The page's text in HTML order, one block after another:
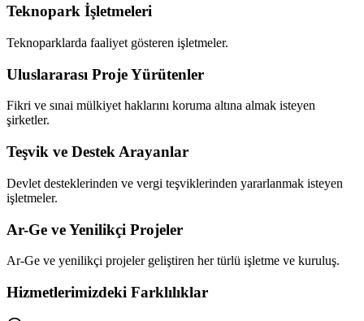
Teknopark İşletmeleri
Teknoparklarda faaliyet gösteren işletmeler.
Uluslararası Proje Yürütenler
Fikri ve sınai mülkiyet haklarını koruma altına almak isteyen
şirketler.
Teşvik ve Destek Arayanlar
Devlet desteklerinden ve vergi teşviklerinden yararlanmak isteyen
işletmeler.
Ar-Ge ve Yenilikçi Projeler
Ar-Ge ve yenilikçi projeler geliştiren her türlü işletme ve kuruluş.
Hizmetlerimizdeki Farklılıklar